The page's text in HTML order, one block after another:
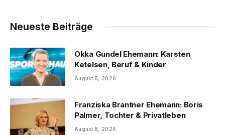
Neueste Beiträge
Okka Gundel Ehemann: Karsten
Ketelsen, Beruf & Kinder
August 8, 2026
Franziska Brantner Ehemann: Boris
Palmer, Tochter & Privatleben
August 8, 2026